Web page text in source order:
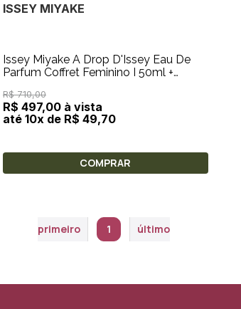
ISSEY MIYAKE
Issey Miyake A Drop D'Issey Eau De
Parfum Coffret Feminino I 50ml +
R$ 710,00
R$ 497,00 à vista
até 10x de R$ 49,70
COMPRAR
primeiro 1 último